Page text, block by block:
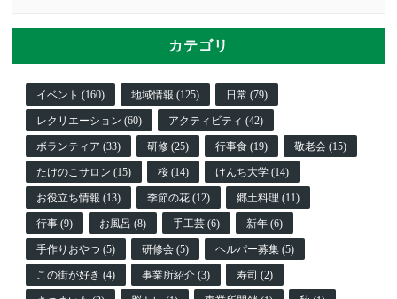
カテゴリ
イベント (160) 地域情報 (125) 日常 (79)
レクリエーション (60) アクティビティ (42)
ボランティア (33) 研修 (25) 行事食 (19) 敬老会 (15)
たけのこサロン (15) 桜 (14) けんち大学 (14)
お役立ち情報 (13) 季節の花 (12) 郷土料理 (11)
行事 (9) お風呂 (8) 手工芸 (6) 新年 (6)
手作りおやつ (5) 研修会 (5) ヘルパー募集 (5)
この街が好き (4) 事業所紹介 (3) 寿司 (2)